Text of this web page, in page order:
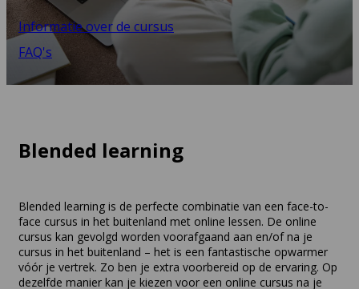
Informatie over de cursus
FAQ's
Blended learning
Blended learning is de perfecte combinatie van een face-to-
face cursus in het buitenland met online lessen. De online
cursus kan gevolgd worden voorafgaand aan en/of na je
cursus in het buitenland – het is een fantastische opwarmer
vóór je vertrek. Zo ben je extra voorbereid op de ervaring. Op
dezelfde manier kan je kiezen voor een online cursus na je